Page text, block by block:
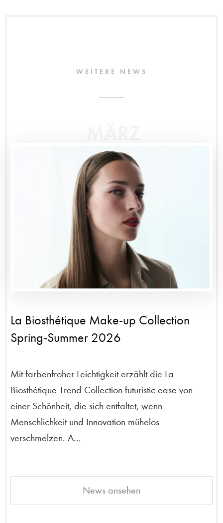
WEITERE NEWS
La Biosthétique Make-up Collection
Spring-Summer 2026
Mit farbenfroher Leichtigkeit erzählt die La
Biosthétique Trend Collection futuristic ease von
einer Schönheit, die sich entfaltet, wenn
Menschlichkeit und Innovation mühelos
verschmelzen. A...
News ansehen